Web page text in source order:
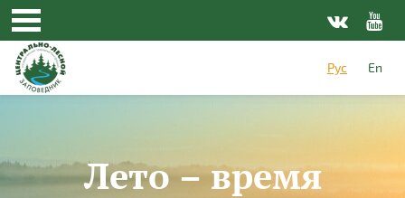
Перейти к основному содержанию
Рус
En
Лето – время